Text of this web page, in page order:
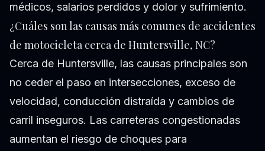
médicos, salarios perdidos y dolor y sufrimiento.
¿Cuáles son las causas más comunes de accidentes
de motocicleta cerca de Huntersville, NC?
Cerca de Huntersville, las causas principales son
no ceder el paso en intersecciones, exceso de
velocidad, conducción distraída y cambios de
carril inseguros. Las carreteras congestionadas
aumentan el riesgo de choques para